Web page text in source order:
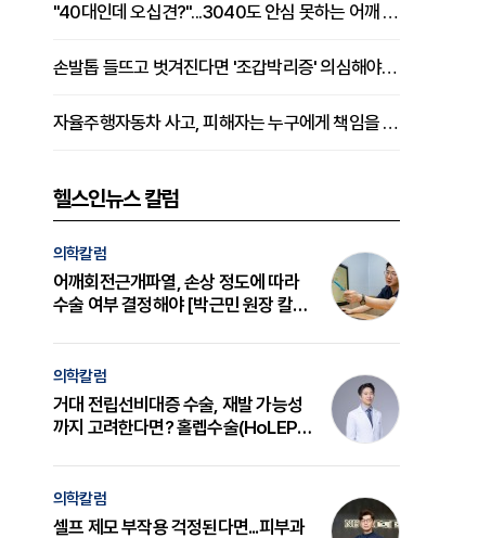
"40대인데 오십견?"...3040도 안심 못하는 어깨 유착성 관절낭염
손발톱 들뜨고 벗겨진다면 '조갑박리증' 의심해야 [김철윤 원장 칼럼]
자율주행자동차 사고, 피해자는 누구에게 책임을 물을 수 있을까
헬스인뉴스 칼럼
의학칼럼
어깨회전근개파열, 손상 정도에 따라
수술 여부 결정해야 [박근민 원장 칼
의학칼럼
거대 전립선비대증 수술, 재발 가능성
까지 고려한다면? 홀렙수술(HoLEP)
의학칼럼
셀프 제모 부작용 걱정된다면...피부과